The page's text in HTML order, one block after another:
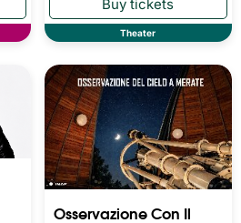
Theater
Osservazione Con Il